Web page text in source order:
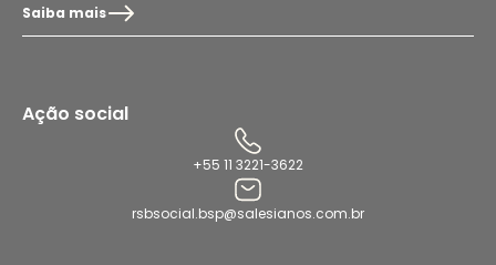
Saiba mais
Ação social
+55 11 3221-3622
rsbsocial.bsp@salesianos.com.br